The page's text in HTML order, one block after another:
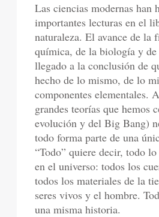
Las ciencias modernas han
importantes lecturas en el
naturaleza. El avance de la
química, de la biología y
llegado a la conclusión de
hecho de lo mismo, de lo
componentes elementales.
grandes teorías que hemos
evolución y del Big Bang)
todo forma parte de una
“Todo” quiere decir, todo
en el universo: todos los
todos los materiales de la
seres vivos y el hombre.
una misma historia.